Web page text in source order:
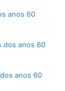
anos 60
dos anos 60
anos 60